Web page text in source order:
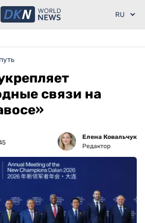
связи на
Елена Ковальчук
Редактор